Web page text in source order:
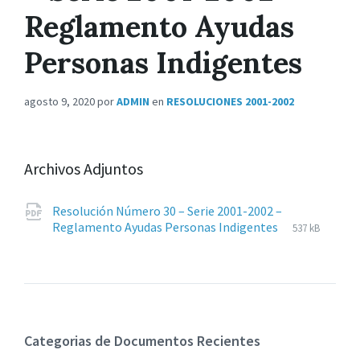
Reglamento Ayudas
Personas Indigentes
agosto 9, 2020porADMIN en RESOLUCIONES 2001-2002
Archivos Adjuntos
Resolución Número 30 – Serie 2001-2002 –
Reglamento Ayudas Personas Indigentes
Extensiones
pdf
Tamaño
537 kB
Categorias de Documentos Recientes